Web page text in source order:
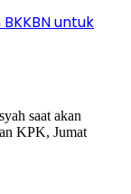
untuk